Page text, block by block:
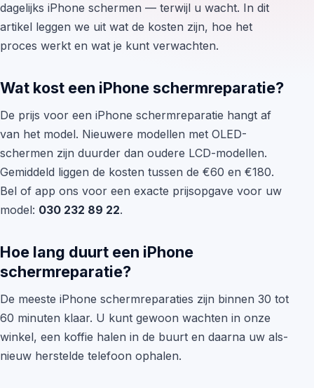
dagelijks iPhone schermen — terwijl u wacht. In dit
artikel leggen we uit wat de kosten zijn, hoe het
proces werkt en wat je kunt verwachten.
Wat kost een iPhone schermreparatie?
De prijs voor een iPhone schermreparatie hangt af
van het model. Nieuwere modellen met OLED-
schermen zijn duurder dan oudere LCD-modellen.
Gemiddeld liggen de kosten tussen de €60 en €180.
Bel of app ons voor een exacte prijsopgave voor uw
model: 030 232 89 22.
Hoe lang duurt een iPhone
schermreparatie?
De meeste iPhone schermreparaties zijn binnen 30 tot
60 minuten klaar. U kunt gewoon wachten in onze
winkel, een koffie halen in de buurt en daarna uw als-
nieuw herstelde telefoon ophalen.